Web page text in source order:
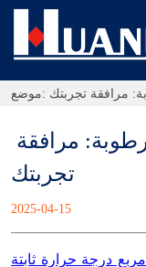
موضع: مرافقة تجربتك
تجربتك
2025-04-15